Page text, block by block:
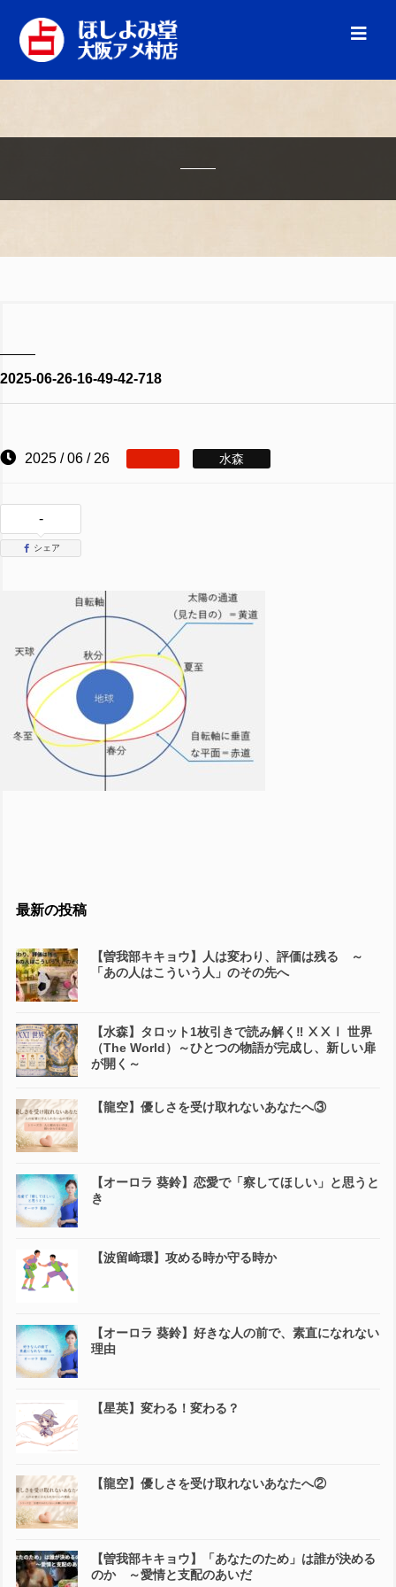
2025-06-26-16-49-42-718
2025 / 06 / 26 水森
-
シェア
最新の投稿
【曽我部キキョウ】人は変わり、評価は残る ～
「あの人はこういう人」のその先へ
【水森】タロット1枚引きで読み解く‼️ ⅩⅩⅠ 世界
（The World）～ひとつの物語が完成し、新しい扉
が開く～
【龍空】優しさを受け取れないあなたへ③
【オーロラ 葵鈴】恋愛で「察してほしい」と思うと
き
【波留崎環】攻める時か守る時か
【オーロラ 葵鈴】好きな人の前で、素直になれない
理由
【星英】変わる！変わる？
【龍空】優しさを受け取れないあなたへ②
【曽我部キキョウ】「あなたのため」は誰が決める
のか ～愛情と支配のあいだ